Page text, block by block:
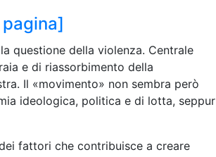
questione della violenza. Centrale
e di riassorbimento della
Il «movimento» non sembra però
ideologica, politica e di lotta, seppur
fattori che contribuisce a creare